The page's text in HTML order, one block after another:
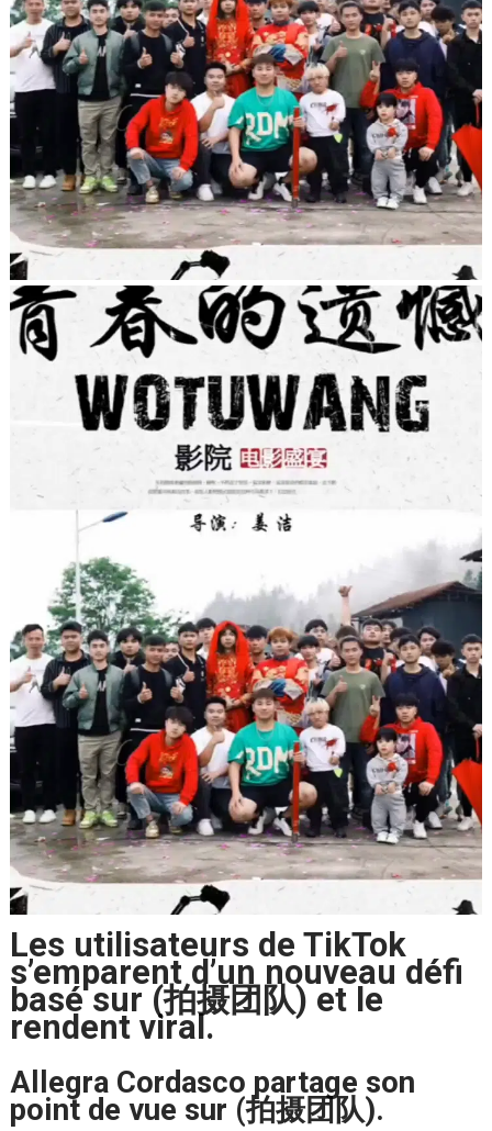
Les utilisateurs de TikTok
s’emparent d’un nouveau défi
basé sur (拍摄团队) et le
rendent viral.
Allegra Cordasco partage son
point de vue sur (拍摄团队).